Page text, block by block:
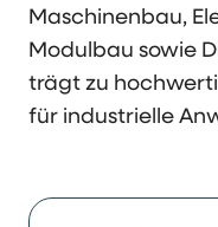
Maschinenbau,
Modulbau sowie
trägt zu
für industrielle